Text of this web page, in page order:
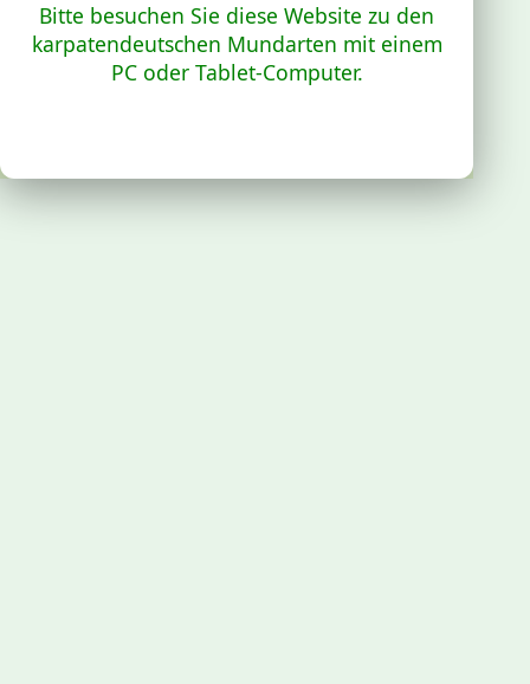
Bitte besuchen Sie diese Website zu den
karpatendeutschen Mundarten mit einem
PC oder Tablet-Computer.